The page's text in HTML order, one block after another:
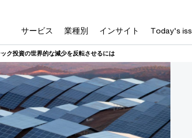
サービス 業種別 インサイト Today's
ク投資の世界的な減少を反転させるには